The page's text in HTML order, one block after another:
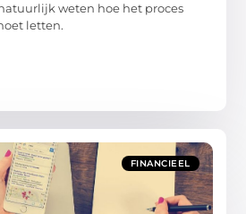
weten hoe het proces
letten.
FINANCIEEL